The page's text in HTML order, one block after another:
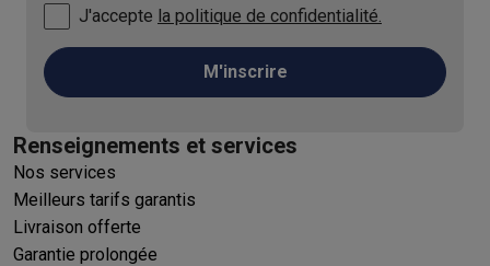
J'accepte la politique de confidentialité.
M'inscrire
Renseignements et services
Nos services
Meilleurs tarifs garantis
Livraison offerte
Garantie prolongée